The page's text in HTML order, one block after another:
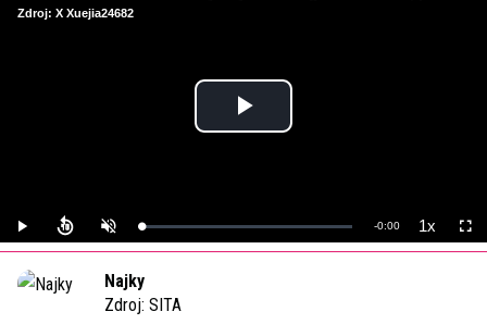
Play
Play UnmuteLoaded:
0%
Remaining
-0:00 1xPlayback
Rate
Zdroj: X Xuejia24682
Najky
Zdroj: SITA